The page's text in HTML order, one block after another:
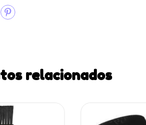
relacionados